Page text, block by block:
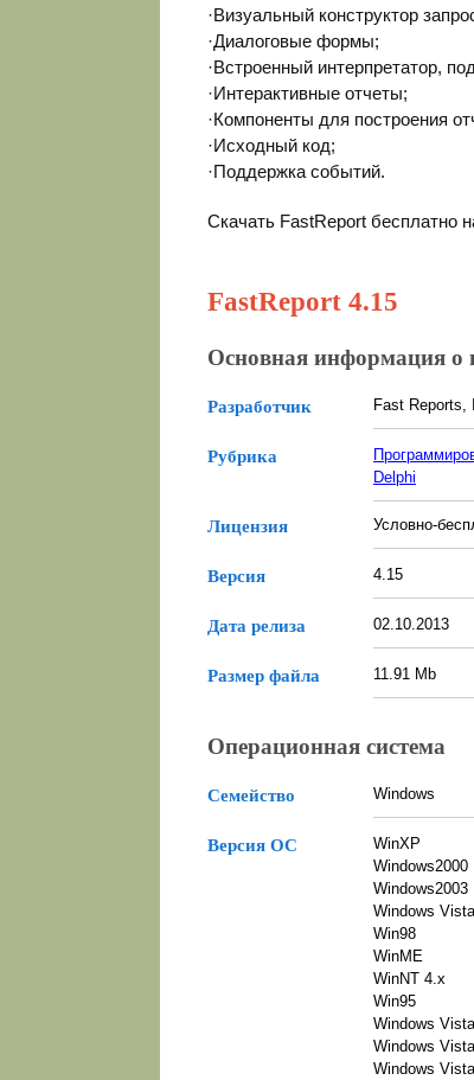
·Визуальный конструктор
·Диалоговые формы;
·Встроенный интерпретатор,
·Интерактивные отчеты;
·Компоненты для построения
·Исходный код;
·Поддержка событий.
Скачать FastReport бесплатно
FastReport 4.15
Основная информация о
Разработчик Fast Reports,
Рубрика
Delphi
Лицензия Условно-
Версия 4.15
Дата релиза 02.10.2013
Размер файла 11.91 Mb
Операционная система
Семейство Windows
Версия ОС
WinXP
Windows2000
Windows2003
Windows
Win98
WinME
WinNT 4.x
Win95
Windows
Windows
Windows